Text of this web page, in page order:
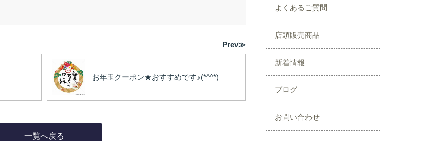
Prev≫
お年玉クーポン★おすすめです♪(*^^*)
一覧へ戻る
よくあるご質問
店頭販売商品
新着情報
ブログ
お問い合わせ